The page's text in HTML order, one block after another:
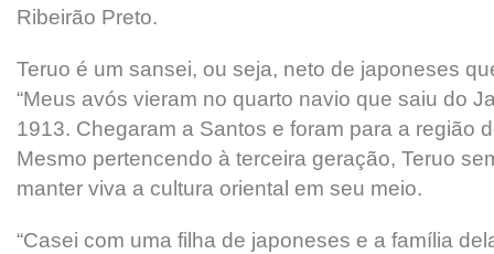
Ribeirão Preto.
Teruo é um sansei, ou seja, neto de japoneses
“Meus avós vieram no quarto navio que saiu do
1913. Chegaram a Santos e foram para a região
Mesmo pertencendo à terceira geração, Teruo
manter viva a cultura oriental em seu meio.
“Casei com uma filha de japoneses e a família